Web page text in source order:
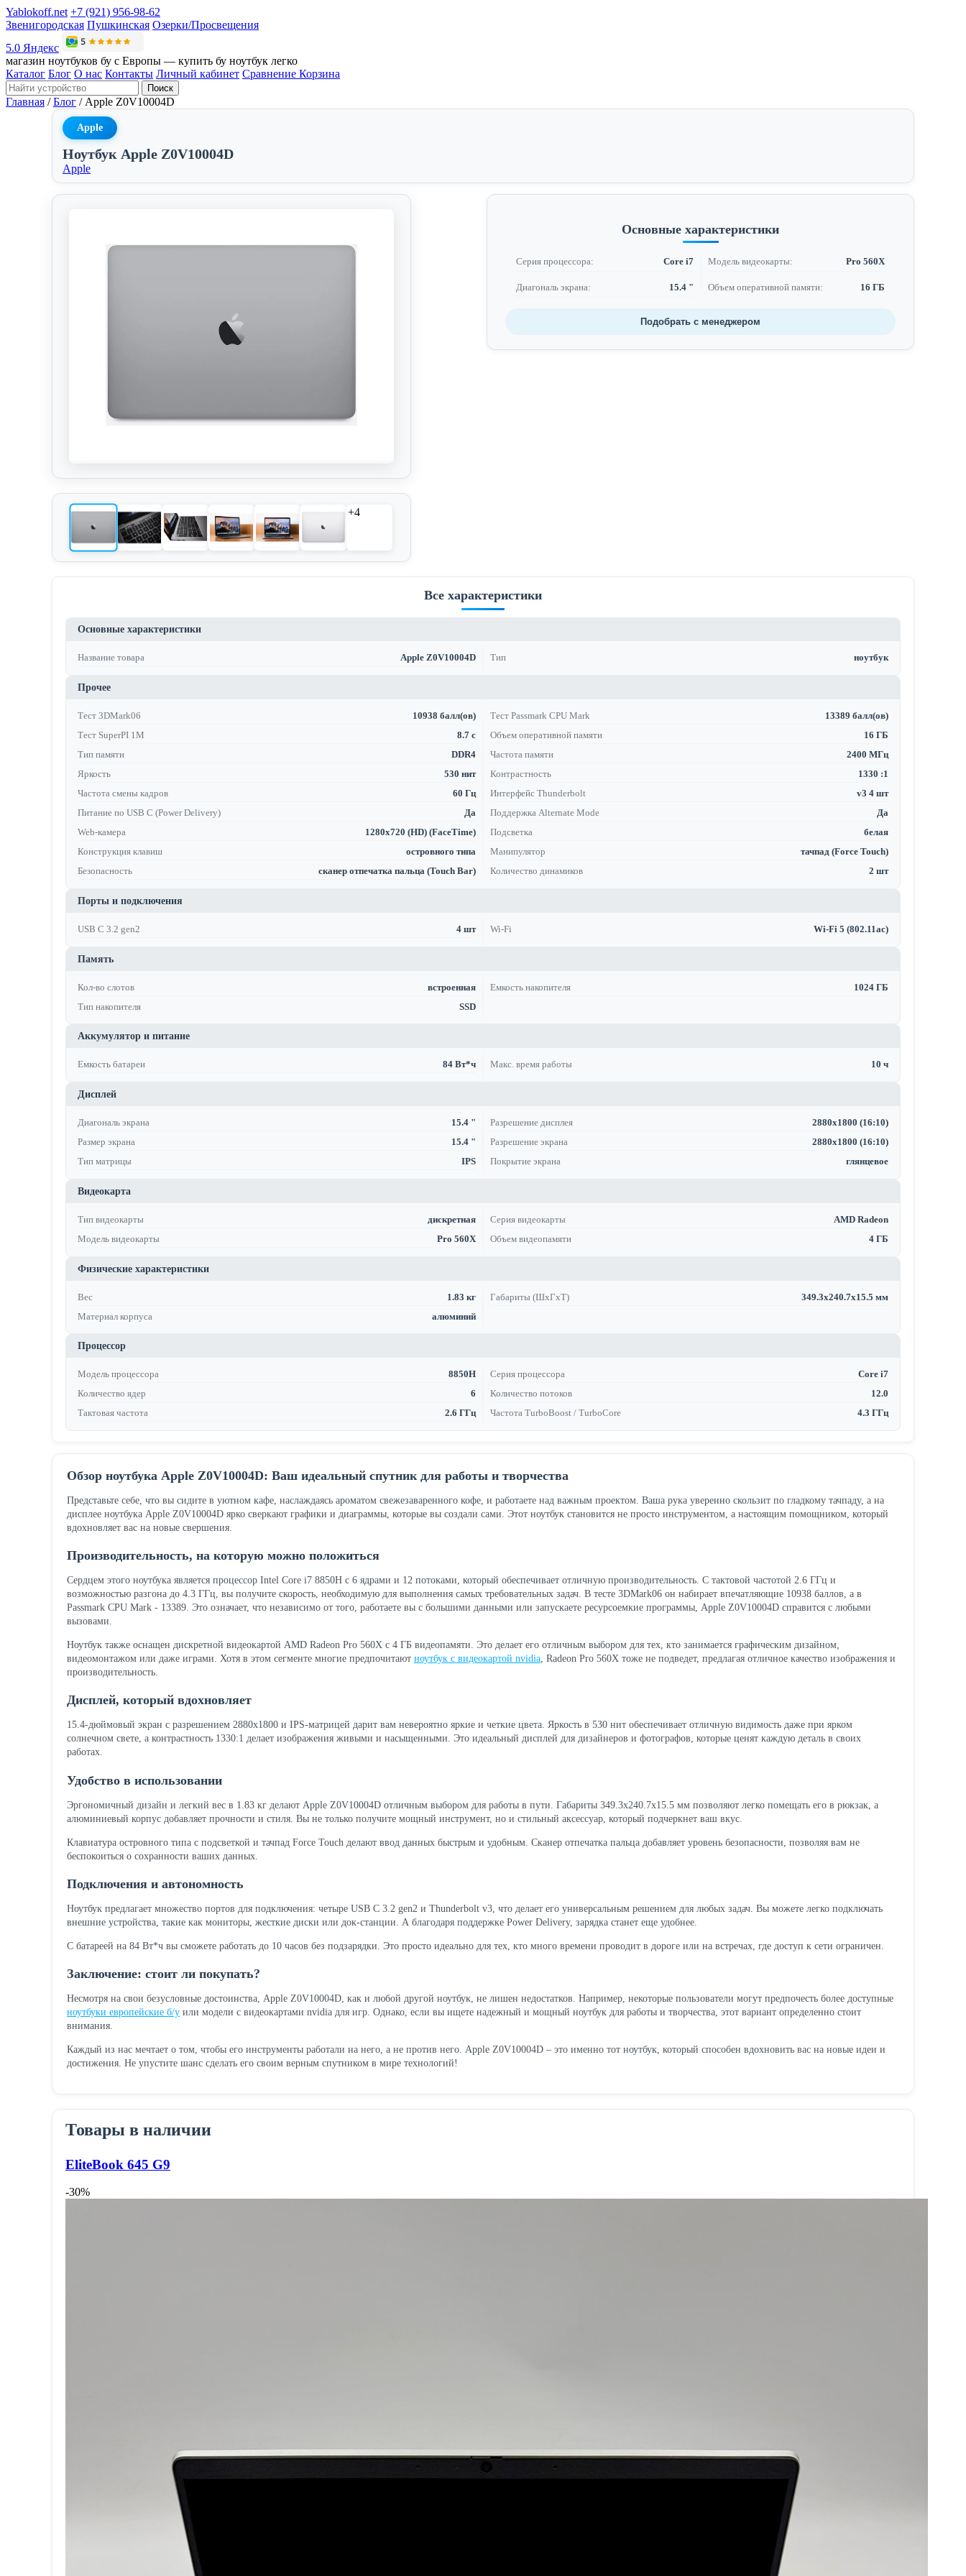
Yablokoff.net +7 (921) 956-98-62
Звенигородская Пушкинская Озерки/Просвещения
5.0 Яндекс
магазин ноутбуков бу с Европы — купить бу ноутбук легко
Каталог Блог О нас Контакты Личный кабинет Сравнение Корзина
Поиск
Главная / Блог / Apple Z0V10004D
Apple
Ноутбук Apple Z0V10004D
Apple
+4
Основные характеристики
Серия процессора: Core i7 Модель видеокарты: Pro 560X
Диагональ экрана: 15.4 " Объем оперативной памяти: 16 ГБ
Подобрать с менеджером
Все характеристики
Основные характеристики
Название товара Apple Z0V10004D Тип ноутбук
Прочее
Тест 3DMark06 10938 балл(ов) Тест Passmark CPU Mark
13389 балл(ов)
Тест SuperPI 1M
8.7 с Объем оперативной памяти
16 ГБ
Тип памяти
DDR4 Частота памяти
2400 МГц
Яркость
530 нит Контрастность
1330 :1
Частота смены кадров
60 Гц Интерфейс Thunderbolt
v3 4 шт
Питание по USB C (Power Delivery)
Да Поддержка Alternate Mode
Да
Web-камера
1280x720 (HD) (FaceTime) Подсветка
белая
Конструкция клавиш
островного типа Манипулятор
тачпад (Force Touch)
Безопасность
сканер отпечатка пальца (Touch Bar) Количество динамиков 2 шт
Порты и подключения
USB C 3.2 gen2 4 шт Wi-Fi Wi-Fi 5 (802.11ac)
Память
Кол-во слотов встроенная Емкость накопителя
1024 ГБ
Тип накопителя
SSD
Аккумулятор и питание
Емкость батареи 84 Вт*ч Макс. время работы 10 ч
Дисплей
Диагональ экрана 15.4 " Разрешение дисплея
2880x1800 (16:10)
Размер экрана
15.4 " Разрешение экрана
2880x1800 (16:10)
Тип матрицы
IPS Покрытие экрана глянцевое
Видеокарта
Тип видеокарты дискретная Серия видеокарты
AMD Radeon
Модель видеокарты
Pro 560X Объем видеопамяти 4 ГБ
Физические характеристики
Вес 1.83 кг Габариты (ШхГхТ)
349.3x240.7x15.5 мм
Материал корпуса
алюминий
Процессор
Модель процессора 8850H Серия процессора
Core i7
Количество ядер
6 Количество потоков
12.0
Тактовая частота
2.6 ГГц Частота TurboBoost / TurboCore 4.3 ГГц
Обзор ноутбука Apple Z0V10004D: Ваш идеальный спутник для работы и творчества
Представьте себе, что вы сидите в уютном кафе, наслаждаясь ароматом свежезаваренного кофе, и работаете над важным проектом. Ваша рука уверенно скользит по гладкому тачпаду, а на
дисплее ноутбука Apple Z0V10004D ярко сверкают графики и диаграммы, которые вы создали сами. Этот ноутбук становится не просто инструментом, а настоящим помощником, который
вдохновляет вас на новые свершения.
Производительность, на которую можно положиться
Сердцем этого ноутбука является процессор Intel Core i7 8850H с 6 ядрами и 12 потоками, который обеспечивает отличную производительность. С тактовой частотой 2.6 ГГц и
возможностью разгона до 4.3 ГГц, вы получите скорость, необходимую для выполнения самых требовательных задач. В тесте 3DMark06 он набирает впечатляющие 10938 баллов, а в
Passmark CPU Mark - 13389. Это означает, что независимо от того, работаете вы с большими данными или запускаете ресурсоемкие программы, Apple Z0V10004D справится с любыми
вызовами.
Ноутбук также оснащен дискретной видеокартой AMD Radeon Pro 560X с 4 ГБ видеопамяти. Это делает его отличным выбором для тех, кто занимается графическим дизайном,
видеомонтажом или даже играми. Хотя в этом сегменте многие предпочитают ноутбук с видеокартой nvidia, Radeon Pro 560X тоже не подведет, предлагая отличное качество изображения и
производительность.
Дисплей, который вдохновляет
15.4-дюймовый экран с разрешением 2880x1800 и IPS-матрицей дарит вам невероятно яркие и четкие цвета. Яркость в 530 нит обеспечивает отличную видимость даже при ярком
солнечном свете, а контрастность 1330:1 делает изображения живыми и насыщенными. Это идеальный дисплей для дизайнеров и фотографов, которые ценят каждую деталь в своих
работах.
Удобство в использовании
Эргономичный дизайн и легкий вес в 1.83 кг делают Apple Z0V10004D отличным выбором для работы в пути. Габариты 349.3x240.7x15.5 мм позволяют легко помещать его в рюкзак, а
алюминиевый корпус добавляет прочности и стиля. Вы не только получите мощный инструмент, но и стильный аксессуар, который подчеркнет ваш вкус.
Клавиатура островного типа с подсветкой и тачпад Force Touch делают ввод данных быстрым и удобным. Сканер отпечатка пальца добавляет уровень безопасности, позволяя вам не
беспокоиться о сохранности ваших данных.
Подключения и автономность
Ноутбук предлагает множество портов для подключения: четыре USB C 3.2 gen2 и Thunderbolt v3, что делает его универсальным решением для любых задач. Вы можете легко подключать
внешние устройства, такие как мониторы, жесткие диски или док-станции. А благодаря поддержке Power Delivery, зарядка станет еще удобнее.
С батареей на 84 Вт*ч вы сможете работать до 10 часов без подзарядки. Это просто идеально для тех, кто много времени проводит в дороге или на встречах, где доступ к сети ограничен.
Заключение: стоит ли покупать?
Несмотря на свои безусловные достоинства, Apple Z0V10004D, как и любой другой ноутбук, не лишен недостатков. Например, некоторые пользователи могут предпочесть более доступные
ноутбуки европейские б/у или модели с видеокартами nvidia для игр. Однако, если вы ищете надежный и мощный ноутбук для работы и творчества, этот вариант определенно стоит
внимания.
Каждый из нас мечтает о том, чтобы его инструменты работали на него, а не против него. Apple Z0V10004D – это именно тот ноутбук, который способен вдохновить вас на новые идеи и
достижения. Не упустите шанс сделать его своим верным спутником в мире технологий!
Товары в наличии
EliteBook 645 G9
-30%